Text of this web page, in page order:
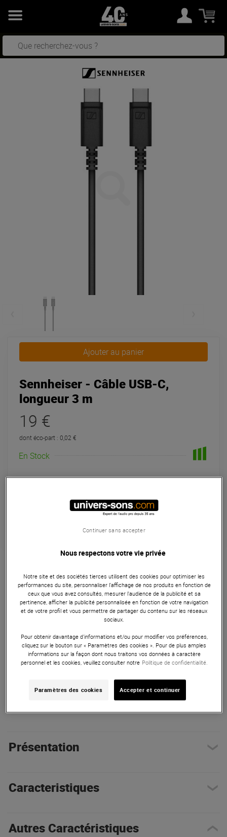
Ajouter au panier
Sennheiser - Câble USB-C,
longueur 3 m
19 €
dont éco-part : 0,02 €
En Stock
Retrait magasin en 4 jour(s)
à Univers-sons
Garantie3 ans
Le Sennheiser USB-C est un câble de haute qualité conçu
pour répondre à vos besoins en matière de connectivité
audio. Idéal pour les créateurs de contenu, les podcasteurs,
C robuste et fiable vous permettra de tirer le meilleur parti
de vos équipements audio.
Présentation
Caracteristiques
Autres Caractéristiques
Nous respectons votre vie privée
Notre site et des sociétés tierces utilisent des cookies pour optimiser les
performances du site, personnaliser l’affichage de nos produits en fonction de
ceux que vous avez consultés, mesurer l'audience de la publicité et sa
pertinence, afficher la publicité personnalisée en fonction de votre navigation
et de votre profil et vous permettre de partager du contenu sur les réseaux
sociaux.
Pour obtenir davantage d'informations et/ou pour modifier vos préférences,
cliquez sur le bouton sur « Paramètres des cookies ». Pour de plus amples
informations sur la façon dont nous traitons vos données à caractère
personnel et les cookies, veuillez consulter notre Politique de confidentialité.
Paramètres des cookies Accepter et continuer
Continuer sans accepter